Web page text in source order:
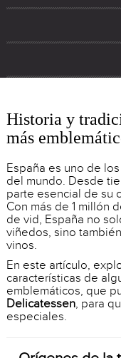
Historia y
más
España es uno de
del mundo. Desde
parte esencial de su
Con más de 1 millón
de vid, España no
viñedos, sino
vinos.
En este artículo,
características de
emblemáticos, que
Delicatessen, para
especiales.